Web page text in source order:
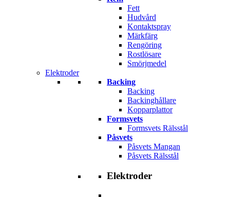
Fett
Hudvård
Kontaktspray
Märkfärg
Rengöring
Rostlösare
Smörjmedel
Elektroder
Backing
Backing
Backinghållare
Kopparplattor
Formsvets
Formsvets Rälsstål
Påsvets
Påsvets Mangan
Påsvets Rälsstål
Elektroder